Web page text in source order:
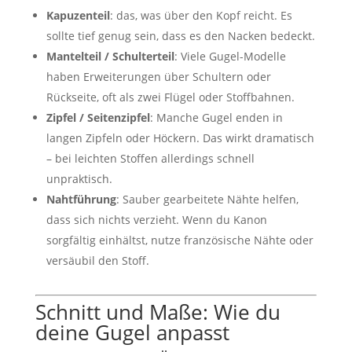
Kapuzenteil: das, was über den Kopf reicht. Es
sollte tief genug sein, dass es den Nacken bedeckt.
Mantelteil / Schulterteil: Viele Gugel-Modelle
haben Erweiterungen über Schultern oder
Rückseite, oft als zwei Flügel oder Stoffbahnen.
Zipfel / Seitenzipfel: Manche Gugel enden in
langen Zipfeln oder Höckern. Das wirkt dramatisch
– bei leichten Stoffen allerdings schnell
unpraktisch.
Nahtführung: Sauber gearbeitete Nähte helfen,
dass sich nichts verzieht. Wenn du Kanon
sorgfältig einhältst, nutze französische Nähte oder
versäubil den Stoff.
Schnitt und Maße: Wie du
deine Gugel anpasst